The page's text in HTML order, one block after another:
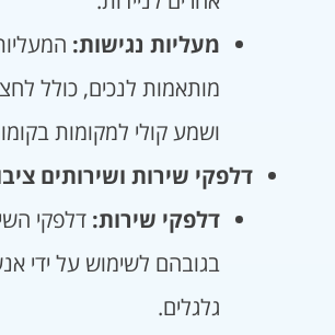
מעליות נגישות:
מותאמות לנכים, כולל
ושמע קולי למקומות
דלפקי שירות ושירותים
דלפקי שירות: דלפקי
בגובהם לשימוש על ידי
גלגלים.